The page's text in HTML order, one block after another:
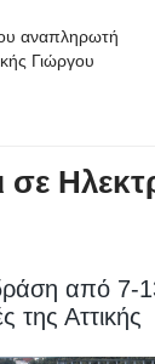
αναπληρωτή
Γιώργου
από 7-
της Αττικής